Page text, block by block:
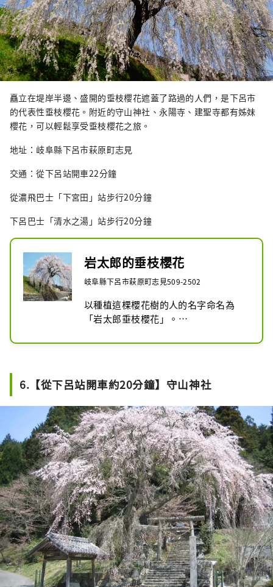
矗立在堤岸半邊、盛開的垂枝櫻花遮蓋了路過的人們，是下呂市
的代表性垂枝櫻花。附近的守山神社、永陽寺、建聖寺都有姊妹
櫻花，可以輕鬆享受垂枝櫻花之旅。
地址：岐阜縣下呂市萩原町志見
交通：從下呂站開車22分鐘
從濃飛巴士「下宮田」站步行20分鐘
下呂巴士「清水之湯」站步行20分鐘
岩太郎的垂枝櫻花
岐阜縣下呂市萩原町志見509-2502
以種植這棵櫻花樹的人的名字命名為
「岩太郎垂枝櫻花」。
立在堤岸的半腰上，盛開的花朵覆蓋著
的美景。
6.【從下呂站開車約20分鐘】守山神社